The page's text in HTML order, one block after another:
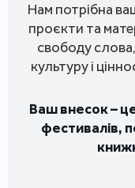
Нам потрібна
проєкти та
свободу
культуру і
Ваш внесок –
фестивалів,